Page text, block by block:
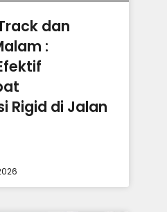
dan
:
Rigid di Jalan